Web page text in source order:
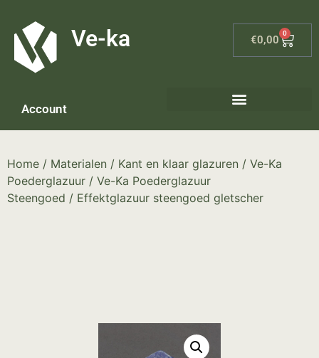
Ve-ka €0,00
0
Account
Home / Materialen / Kant en klaar glazuren / Ve-Ka
Poederglazuur / Ve-Ka Poederglazuur
Steengoed / Effektglazuur steengoed gletscher